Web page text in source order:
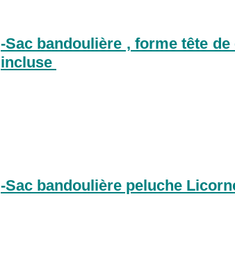
-Sac bandoulière , forme tête
incluse
-Sac bandoulière peluche